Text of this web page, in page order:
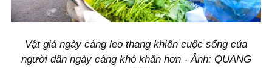
Vật giá ngày càng leo thang khiến cuộc sống của
người dân ngày càng khó khăn hơn - Ảnh: QUANG